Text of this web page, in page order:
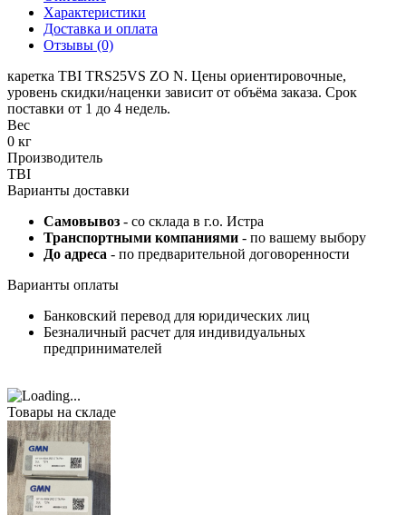
Характеристики
Доставка и оплата
Отзывы (0)
каретка TBI TRS25VS ZO N. Цены ориентировочные,
уровень скидки/наценки зависит от объёма заказа. Срок
поставки от 1 до 4 недель.
Вес
0 кг
Производитель
TBI
Варианты доставки
Самовывоз - со склада в г.о. Истра
Транспортными компаниями - по вашему выбору
До адреса - по предварительной договоренности
Варианты оплаты
Банковский перевод для юридических лиц
Безналичный расчет для индивидуальных
предпринимателей
Товары на складе